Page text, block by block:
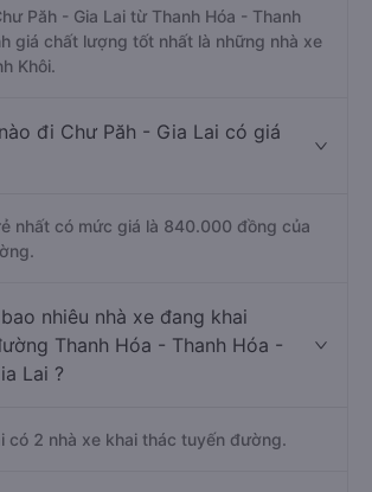
Păh - Gia Lai từ Thanh Hóa - Thanh
giá chất lượng tốt nhất là những nhà xe
Khôi.
đi Chư Păh - Gia Lai có giá
nhất có mức giá là 840.000 đồng của
nhiêu nhà xe đang khai
Thanh Hóa - Thanh Hóa -
Lai ?
có 2 nhà xe khai thác tuyến đường.